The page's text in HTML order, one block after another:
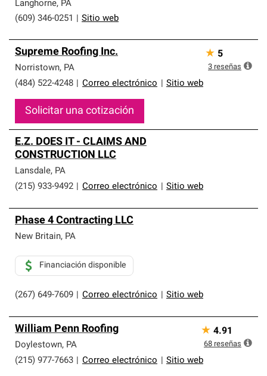
Langhorne, PA
(609) 346-0251
Sitio web
Supreme Roofing Inc.
Norristown, PA
(484) 522-4248
Correo electrónico Sitio web
Solicitar una cotización
★ 5
3 reseñas
E.Z. DOES IT - CLAIMS AND
CONSTRUCTION LLC
Lansdale, PA
(215) 933-9492
Correo electrónico Sitio web
Phase 4 Contracting LLC
New Britain, PA
(267) 649-7609 Correo electrónico Sitio web
Financiación disponible
William Penn Roofing
Doylestown, PA
(215) 977-7663
Correo electrónico Sitio web
★ 4.91
68 reseñas